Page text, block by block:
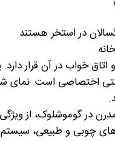
در استخر هستند
خواب در آن قرار
اختصاصی است. نمای
در گوموشلوک، از
چوبی و طبیعی، سیستم